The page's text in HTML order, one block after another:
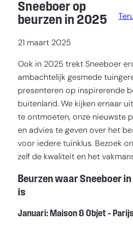
Sneeboer op
beurzen in 2025
21 maart 2025
Ook in 2025 trekt Sneeboer
ambachtelijk gesmede
presenteren op inspirerende
buitenland. We kijken ernaar
te ontmoeten, onze nieuwste
en advies te geven over het
voor iedere tuinklus. Bezoek
zelf de kwaliteit en het
Beurzen waar Sneeboer
is
Januari: Maison & Objet –